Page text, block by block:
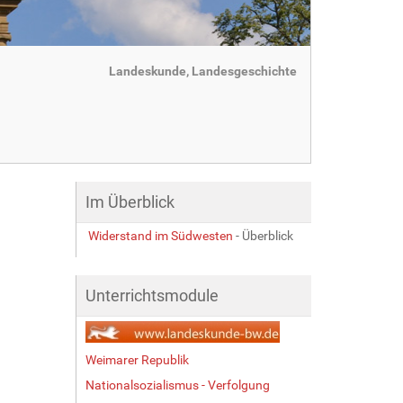
Landeskunde, Landesgeschichte
Im Überblick
Widerstand im Südwesten - Überblick
Unterrichtsmodule
Weimarer Republik
Nationalsozialismus - Verfolgung